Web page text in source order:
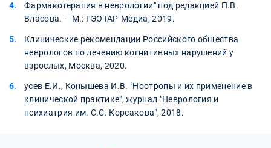
Фармакотерапия в неврологии" под редакцией П.В.
Власова. – М.: ГЭОТАР-Медиа, 2019.
Клинические рекомендации Российского общества
неврологов по лечению когнитивных нарушений у
взрослых, Москва, 2020.
усев Е.И., Конышева И.В. "Ноотропы и их применение в
клинической практике", журнал "Неврология и
психиатрия им. С.С. Корсакова", 2018.